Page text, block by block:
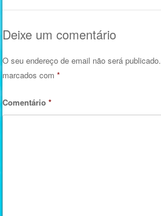
Deixe um comentário
O seu endereço de email não será publicado.
marcados com*
Comentário*